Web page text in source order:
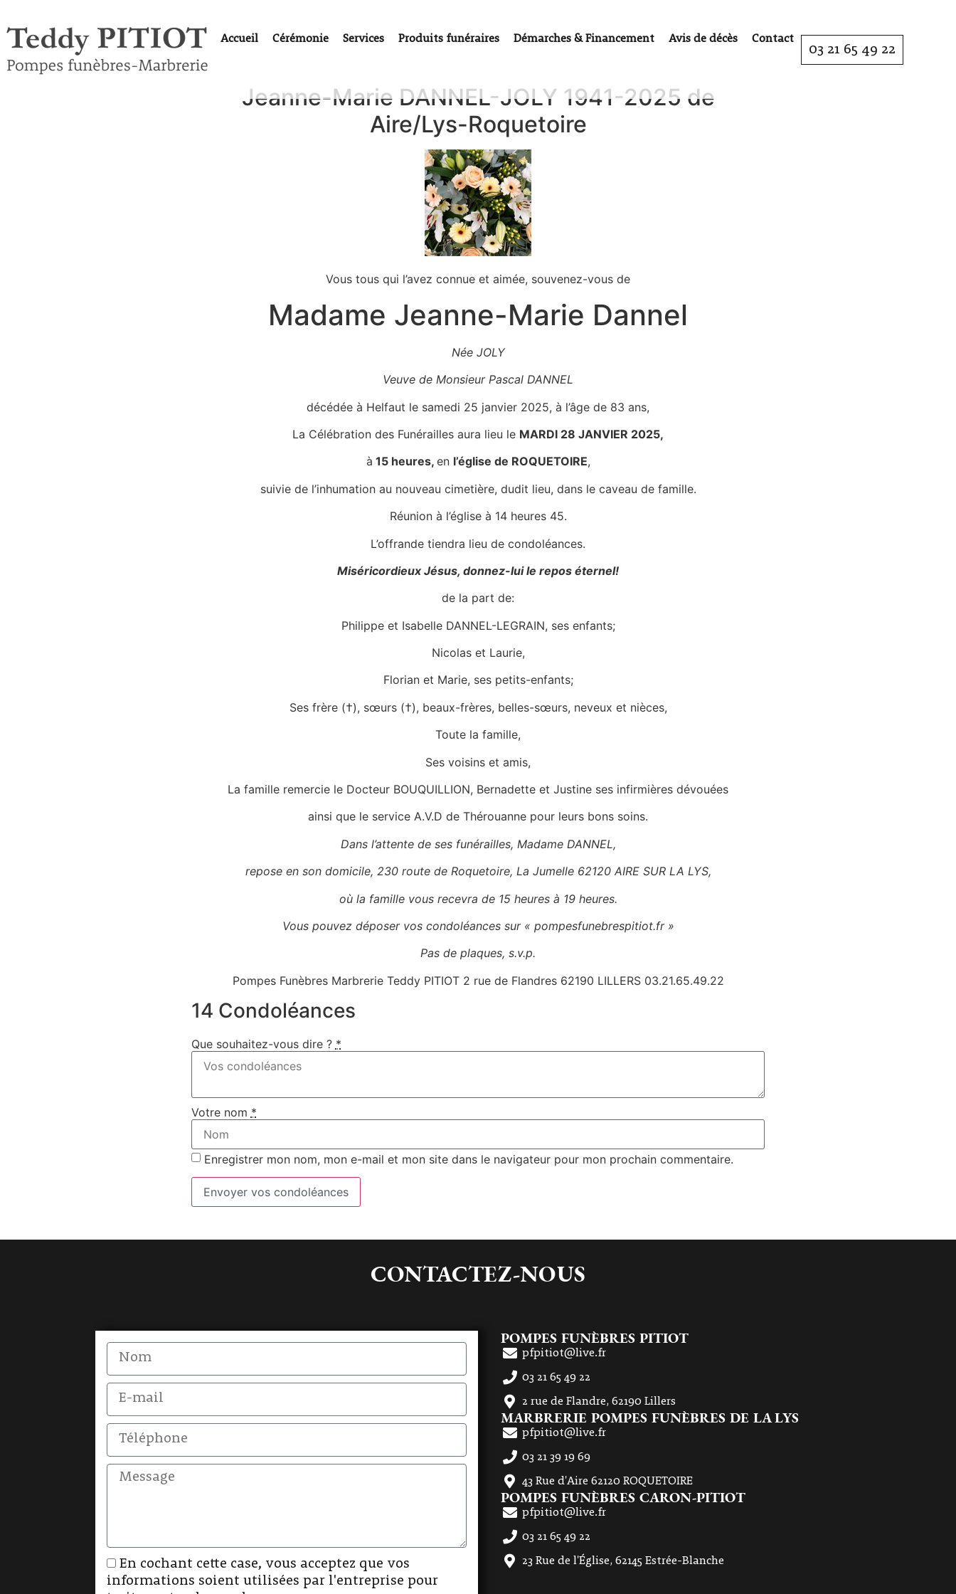
Accueil Cérémonie Services Produits funéraires Démarches & Financement Avis de décès Contact
03 21 65 49 22
Jeanne-Marie DANNEL-JOLY 1941-2025 de
Aire/Lys-Roquetoire
Vous tous qui l’avez connue et aimée, souvenez-vous de
Madame Jeanne-Marie Dannel
Née JOLY
Veuve de Monsieur Pascal DANNEL
décédée à Helfaut le samedi 25 janvier 2025, à l’âge de 83 ans,
La Célébration des Funérailles aura lieu le MARDI 28 JANVIER 2025,
à 15 heures, en l’église de ROQUETOIRE,
suivie de l’inhumation au nouveau cimetière, dudit lieu, dans le caveau de famille.
Réunion à l’église à 14 heures 45.
L’offrande tiendra lieu de condoléances.
Miséricordieux Jésus, donnez-lui le repos éternel!
de la part de:
Philippe et Isabelle DANNEL-LEGRAIN, ses enfants;
Nicolas et Laurie,
Florian et Marie, ses petits-enfants;
Ses frère (†), sœurs (†), beaux-frères, belles-sœurs, neveux et nièces,
Toute la famille,
Ses voisins et amis,
La famille remercie le Docteur BOUQUILLION, Bernadette et Justine ses infirmières dévouées
ainsi que le service A.V.D de Thérouanne pour leurs bons soins.
Dans l’attente de ses funérailles, Madame DANNEL,
repose en son domicile, 230 route de Roquetoire, La Jumelle 62120 AIRE SUR LA LYS,
où la famille vous recevra de 15 heures à 19 heures.
Vous pouvez déposer vos condoléances sur « pompesfunebrespitiot.fr »
Pas de plaques, s.v.p.
Pompes Funèbres Marbrerie Teddy PITIOT 2 rue de Flandres 62190 LILLERS 03.21.65.49.22
14 Condoléances
Que souhaitez-vous dire ? *
Votre nom *
Enregistrer mon nom, mon e-mail et mon site dans le navigateur pour mon prochain commentaire.
Envoyer vos condoléances
CONTACTEZ-NOUS
En cochant cette case, vous acceptez que vos
informations soient utilisées par l'entreprise pour
POMPES FUNÈBRES PITIOT
pfpitiot@live.fr
03 21 65 49 22
2 rue de Flandre, 62190 Lillers
MARBRERIE POMPES FUNÈBRES DE LA LYS
pfpitiot@live.fr
03 21 39 19 69
43 Rue d'Aire 62120 ROQUETOIRE
POMPES FUNÈBRES CARON-PITIOT
pfpitiot@live.fr
03 21 65 49 22
23 Rue de l'Église, 62145 Estrée-Blanche